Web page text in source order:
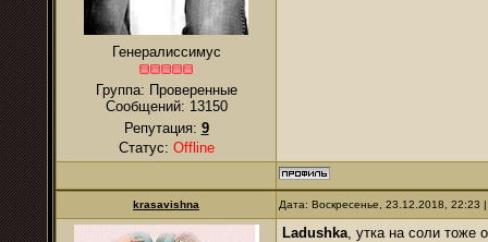
Генералиссимус
Группа: Проверенные
Сообщений: 13150
Репутация: 9
Статус: Offline
krasavishna Дата: Воскресенье, 23.12.2018,
Ladushka, утка на соли тоже